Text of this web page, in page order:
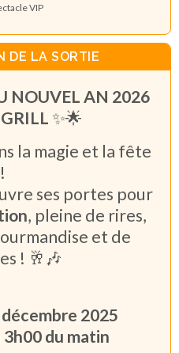
VIP
DE LA SORTIE
NOUVEL AN 2026
✨🌟
la magie et la fête
!
ses portes pour
, pleine de rires,
et de
! 🥂🎶
2025
3h00 du matin